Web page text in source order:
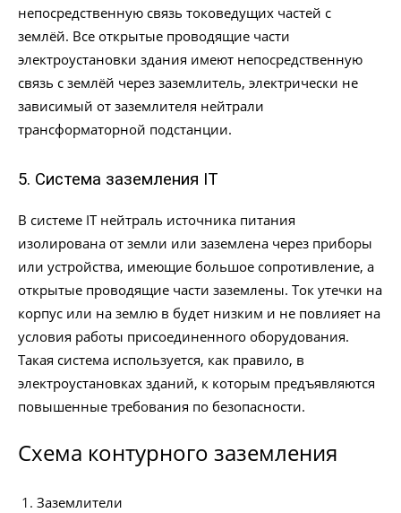
непосредственную связь токоведущих частей с
землёй. Все открытые проводящие части
электроустановки здания имеют непосредственную
связь с землёй через заземлитель, электрически не
зависимый от заземлителя нейтрали
трансформаторной подстанции.
5. Система заземления IT
В системе IT нейтраль источника питания
изолирована от земли или заземлена через приборы
или устройства, имеющие большое сопротивление, а
открытые проводящие части заземлены. Ток утечки на
корпус или на землю в будет низким и не повлияет на
условия работы присоединенного оборудования.
Такая система используется, как правило, в
электроустановках зданий, к которым предъявляются
повышенные требования по безопасности.
Схема контурного заземления
Заземлители